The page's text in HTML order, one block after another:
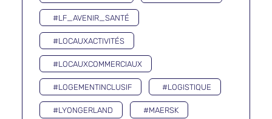
#LF_AVENIR_SANTÉ
#LOCAUXACTIVITÉS
#LOCAUXCOMMERCIAUX
#LOGEMENTINCLUSIF #LOGISTIQUE
#LYONGERLAND #MAERSK